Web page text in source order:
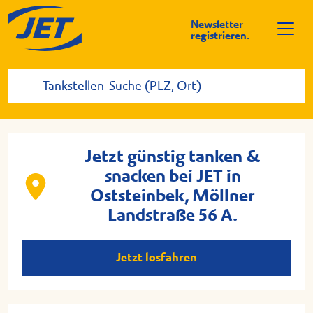
Newsletter
registrieren.
Jetzt günstig tanken &
snacken bei JET in
Oststeinbek, Möllner
Landstraße 56 A.
Jetzt losfahren